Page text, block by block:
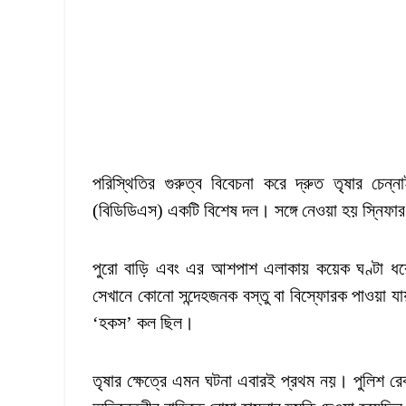
পরিস্থিতির গুরুত্ব বিবেচনা করে দ্রুত তৃষার
(বিডিডিএস) একটি বিশেষ দল। সঙ্গে নেওয়া হয়
পুরো বাড়ি এবং এর আশপাশ এলাকায় কয়েক ঘণ্টা ধরে
সেখানে কোনো সন্দেহজনক বস্তু বা বিস্ফোরক পাওয়া
‘হকস’ কল ছিল।
তৃষার ক্ষেত্রে এমন ঘটনা এবারই প্রথম নয়। পুলিশ